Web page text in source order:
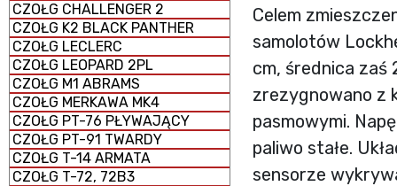
CZOŁG CHALLENGER 2
CZOŁG K2 BLACK PANTHER
CZOŁG LECLERC
CZOŁG LEOPARD 2PL
CZOŁG M1 ABRAMS
CZOŁG MERKAWA MK4
CZOŁG PT-76 PŁYWAJĄCY
CZOŁG PT-91 TWARDY
CZOŁG T-14 ARMATA
CZOŁG T-72, 72B3
Celem
samolotów
cm, średnica zaś
zrezygnowano z
pasmowymi.
paliwo stałe.
sensorze